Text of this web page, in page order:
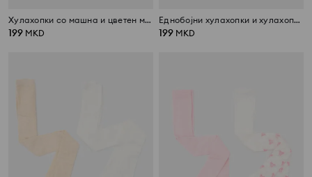
Хулахопки со машна и цветен мотив 2 pack
199 MKD
Еднобојни хулахопки и хулахопки со светкав дезен 2 pack
199 MKD